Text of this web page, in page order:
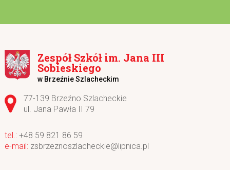
Zespół Szkół im. Jana III
Sobieskiego
w Brzeźnie Szlacheckim
Adres pocztowy:
77-139 Brzeźno Szlacheckie
ul. Jana Pawła II 79
+48 59 821 86 59
zsbrzeznoszlacheckie@lipnica.pl